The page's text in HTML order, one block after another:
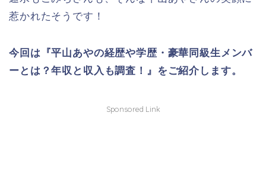
惹かれたそうです！
今回は『平山あやの経歴や学歴・豪華同級生メンバ
ーとは？年収と収入も調査！』をご紹介します。
Sponsored Link